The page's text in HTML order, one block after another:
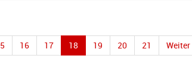
16 17 18 19 20 21 Weiter